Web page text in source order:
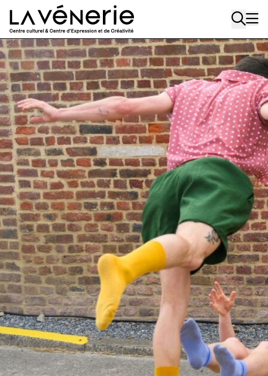
Aller au contenu principal